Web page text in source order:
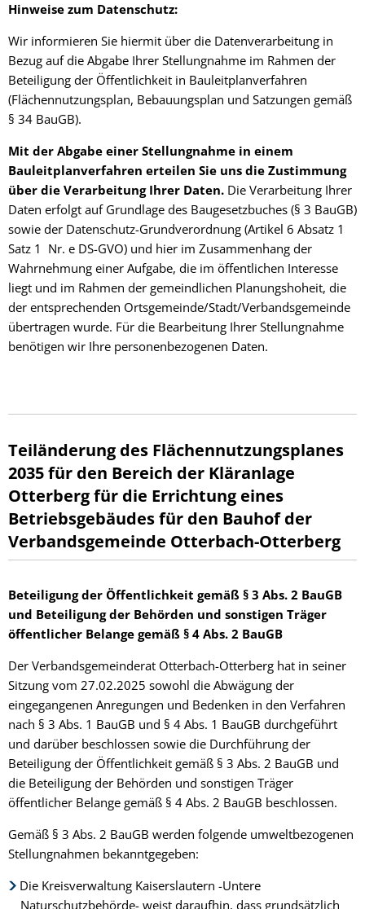
Hinweise zum Datenschutz:
Wir informieren Sie hiermit über die Datenverarbeitung in
Bezug auf die Abgabe Ihrer Stellungnahme im Rahmen der
Beteiligung der Öffentlichkeit in Bauleitplanverfahren
(Flächennutzungsplan, Bebauungsplan und Satzungen gemäß
§ 34 BauGB).
Mit der Abgabe einer Stellungnahme in einem
Bauleitplanverfahren erteilen Sie uns die Zustimmung
über die Verarbeitung Ihrer Daten. Die Verarbeitung Ihrer
Daten erfolgt auf Grundlage des Baugesetzbuches (§ 3 BauGB)
sowie der Datenschutz-Grundverordnung (Artikel 6 Absatz 1
Satz 1 Nr. e DS-GVO) und hier im Zusammenhang der
Wahrnehmung einer Aufgabe, die im öffentlichen Interesse
liegt und im Rahmen der gemeindlichen Planungshoheit, die
der entsprechenden Ortsgemeinde/Stadt/Verbandsgemeinde
übertragen wurde. Für die Bearbeitung Ihrer Stellungnahme
benötigen wir Ihre personenbezogenen Daten.
Teiländerung des Flächennutzungsplanes
2035 für den Bereich der Kläranlage
Otterberg für die Errichtung eines
Betriebsgebäudes für den Bauhof der
Verbandsgemeinde Otterbach-Otterberg
Beteiligung der Öffentlichkeit gemäß § 3 Abs. 2 BauGB
und Beteiligung der Behörden und sonstigen Träger
öffentlicher Belange gemäß § 4 Abs. 2 BauGB
Der Verbandsgemeinderat Otterbach-Otterberg hat in seiner
Sitzung vom 27.02.2025 sowohl die Abwägung der
eingegangenen Anregungen und Bedenken in den Verfahren
nach § 3 Abs. 1 BauGB und § 4 Abs. 1 BauGB durchgeführt
und darüber beschlossen sowie die Durchführung der
Beteiligung der Öffentlichkeit gemäß § 3 Abs. 2 BauGB und
die Beteiligung der Behörden und sonstigen Träger
öffentlicher Belange gemäß § 4 Abs. 2 BauGB beschlossen.
Gemäß § 3 Abs. 2 BauGB werden folgende umweltbezogenen
Stellungnahmen bekanntgegeben:
Die Kreisverwaltung Kaiserslautern -Untere
Naturschutzbehörde- weist daraufhin, dass grundsätzlich